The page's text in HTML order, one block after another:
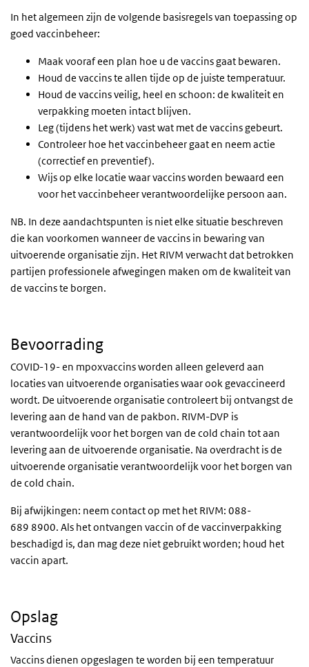
In het algemeen zijn de volgende basisregels van toepassing op
goed vaccinbeheer:
Maak vooraf een plan hoe u de vaccins gaat bewaren.
Houd de vaccins te allen tijde op de juiste temperatuur.
Houd de vaccins veilig, heel en schoon: de kwaliteit en
verpakking moeten intact blijven.
Leg (tijdens het werk) vast wat met de vaccins gebeurt.
Controleer hoe het vaccinbeheer gaat en neem actie
(correctief en preventief).
Wijs op elke locatie waar vaccins worden bewaard een
voor het vaccinbeheer verantwoordelijke persoon aan.
NB. In deze aandachtspunten is niet elke situatie beschreven
die kan voorkomen wanneer de vaccins in bewaring van
uitvoerende organisatie zijn. Het RIVM verwacht dat betrokken
partijen professionele afwegingen maken om de kwaliteit van
de vaccins te borgen.
Bevoorrading
COVID-19- en mpoxvaccins worden alleen geleverd aan
locaties van uitvoerende organisaties waar ook gevaccineerd
wordt. De uitvoerende organisatie controleert bij ontvangst de
levering aan de hand van de pakbon. RIVM-DVP is
verantwoordelijk voor het borgen van de cold chain tot aan
levering aan de uitvoerende organisatie. Na overdracht is de
uitvoerende organisatie verantwoordelijk voor het borgen van
de cold chain.
Bij afwijkingen: neem contact op met het RIVM: 088-
689 8900. Als het ontvangen vaccin of de vaccinverpakking
beschadigd is, dan mag deze niet gebruikt worden; houd het
vaccin apart.
Opslag
Vaccins
Vaccins dienen opgeslagen te worden bij een temperatuur